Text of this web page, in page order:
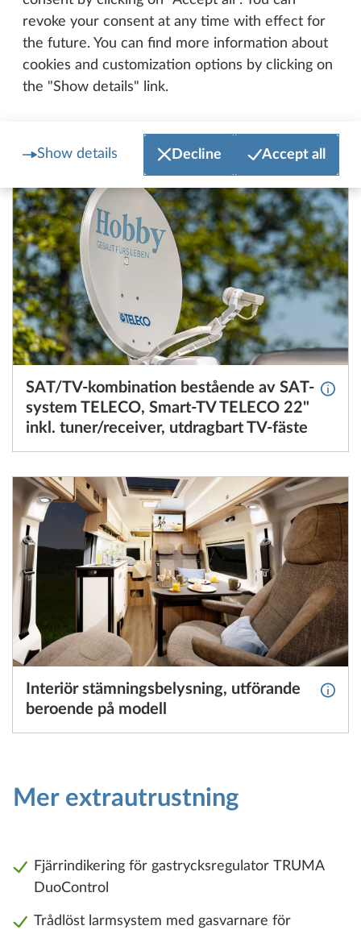
revoke your consent at any time with effect for
the future. You can find more information about
cookies and customization options by clicking on
the "Show details" link.
Show details Decline Accept all
CAMPERNET/TV-kombination av
LTE-/WLAN-router med Dual SIM och
kraftfull multibandsantenn på taket för
mobil strömning och WiFi i området runt
Mer
SAT/TV-kombination bestående av SAT-
system TELECO, Smart-TV TELECO 22"
inkl. tuner/receiver, utdragbart TV-fäste
Mer
Interiör stämningsbelysning, utförande
beroende på modell
Mer
Mer extrautrustning
Fjärrindikering för gastrycksregulator TRUMA
DuoControl
Trådlöst larmsystem med gasvarnare för